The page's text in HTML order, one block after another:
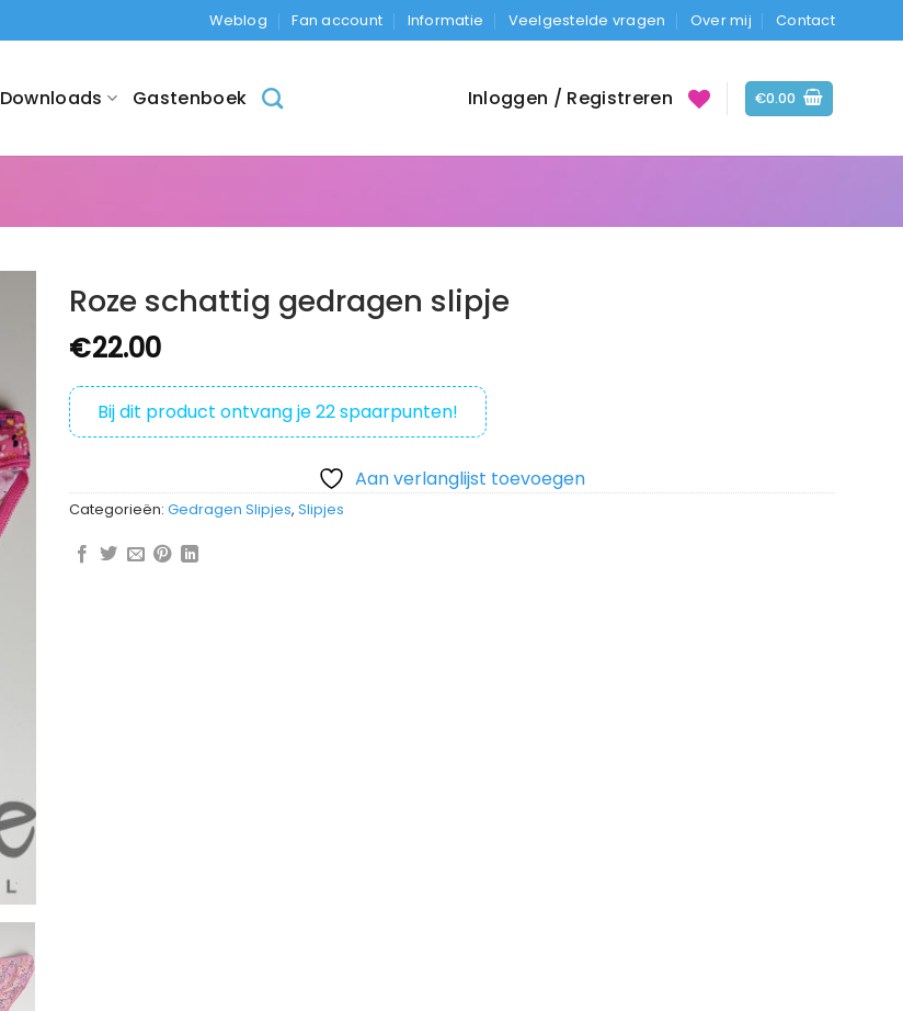
Weblog Fan account Informatie Veelgestelde vragen Over mij Contact
Downloads Gastenboek Inloggen / Registreren €0.00
Roze schattig gedragen slipje
€22.00
Bij dit product ontvang je22spaarpunten!
Aan verlanglijst toevoegen
Categorieën: Gedragen Slipjes, Slipjes